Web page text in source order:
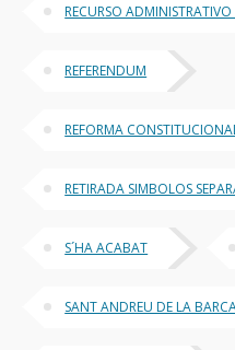
RECURSO
REFERENDUM
REFORMA
RETIRADA SIMBOLOS
S´HA ACABAT
SANT ANDREU DE LA